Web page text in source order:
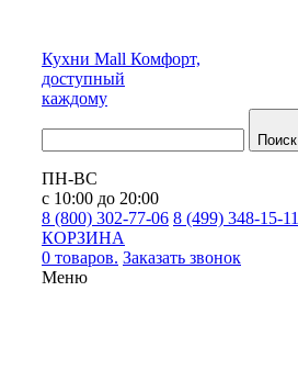
Кухни Mall Комфорт,
доступный
каждому
Поиск
ПН-ВС
с 10:00 до 20:00
8 (800) 302-77-06 8 (499) 348-15-11
КОРЗИНА
0 товаров. Заказать звонок
Меню